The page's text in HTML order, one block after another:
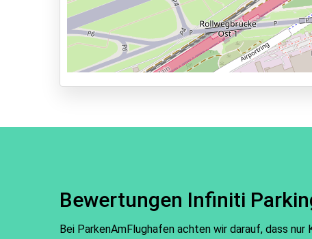
Shuttle Parken
Valet Parken
Park & Walk
Park, Sleep & Fly
Bewertungen Infiniti
Bei ParkenAmFlughafen achten wir darauf, dass